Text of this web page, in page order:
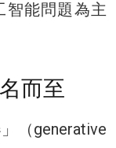
智能問題為主
而至
（generative